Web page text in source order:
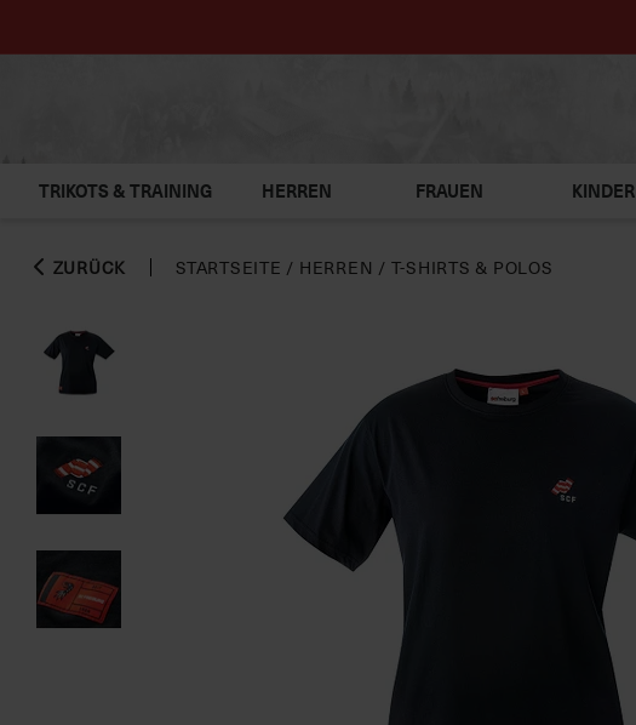
TRIKOTS & TRAINING HERREN FRAUEN KINDER
ZURÜCK STARTSEITE / HERREN / T-SHIRTS & POLOS